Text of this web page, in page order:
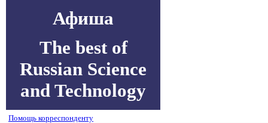
Афиша
The best of
Russian Science
and Technology
Помощь корреспонденту